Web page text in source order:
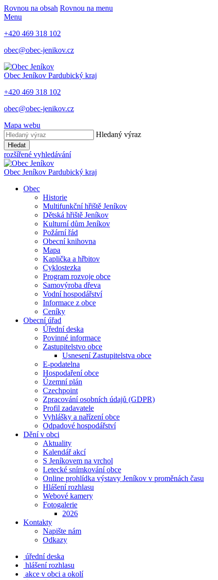
Rovnou na obsah Rovnou na menu
Menu
+420 469 318 102
obec@obec-jenikov.cz
Obec Jeníkov Pardubický kraj
+420 469 318 102
obec@obec-jenikov.cz
Mapa webu
Hledaný výraz
Hledat
rozšířené vyhledávání
Obec Jeníkov Pardubický kraj
Obec
Historie
Multifunkční hřiště Jeníkov
Dětská hřiště Jeníkov
Kulturní dům Jeníkov
Požární řád
Obecní knihovna
Mapa
Kaplička a hřbitov
Cyklostezka
Program rozvoje obce
Samovýroba dřeva
Vodní hospodářství
Informace z obce
Ceníky
Obecní úřad
Úřední deska
Povinné informace
Zastupitelstvo obce
Usnesení Zastupitelstva obce
E-podatelna
Hospodaření obce
Územní plán
Czechpoint
Zpracování osobních údajů (GDPR)
Profil zadavatele
Vyhlášky a nařízení obce
Odpadové hospodářství
Dění v obci
Aktuality
Kalendář akcí
S Jeníkovem na vrchol
Letecké snímkování obce
Online prohlídka výstavy Jeníkov v proměnách času
Hlášení rozhlasu
Webové kamery
Fotogalerie
2026
Kontakty
Napište nám
Odkazy
úřední deska
hlášení rozhlasu
akce v obci a okolí